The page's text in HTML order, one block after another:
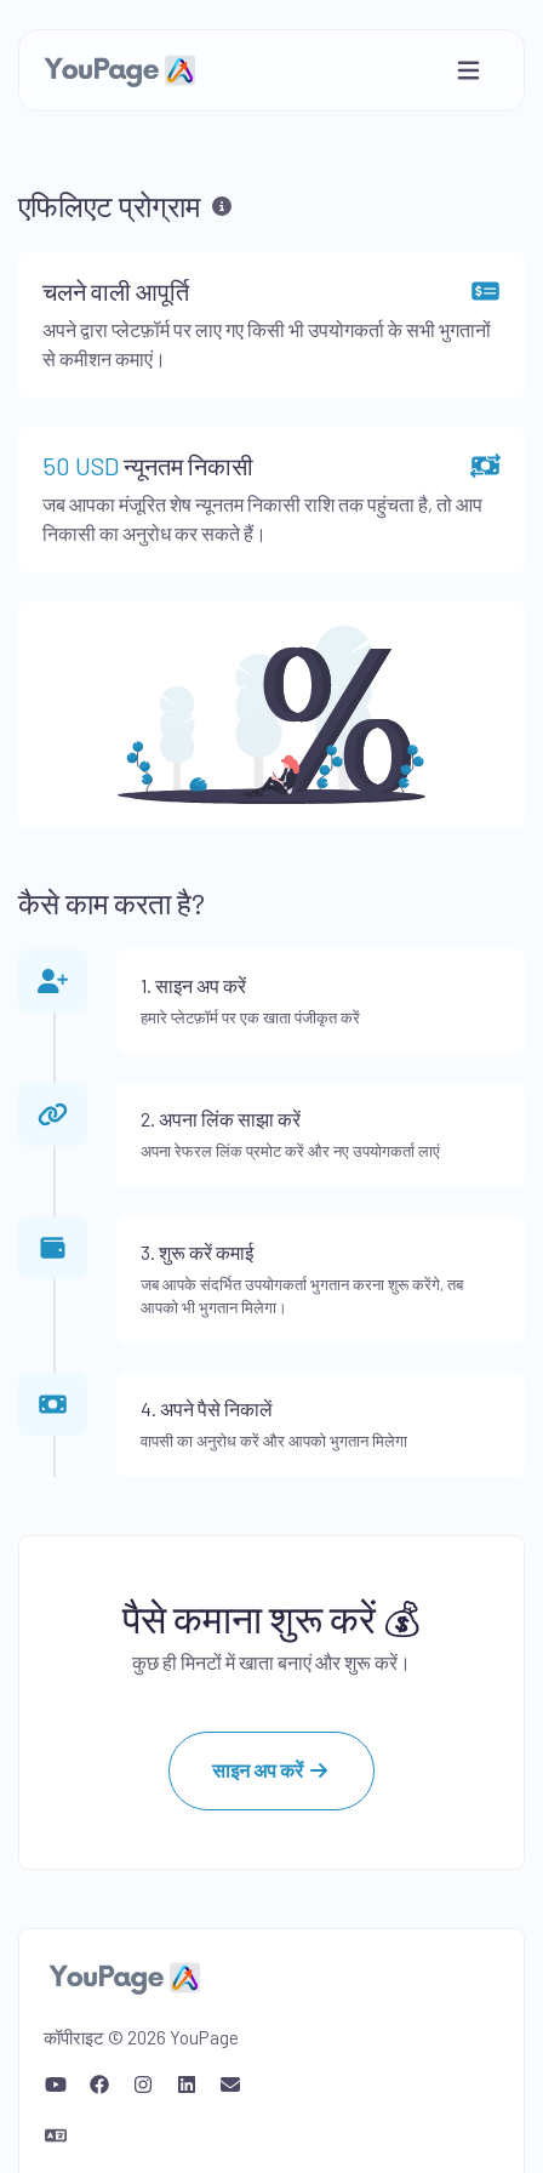
एफिलिएट प्रोग्राम
चलने वाली आपूर्ति
अपने द्वारा प्लेटफ़ॉर्म पर लाए गए किसी भी उपयोगकर्ता के सभी भुगतानों
से कमीशन कमाएं।
50 USDन्यूनतम निकासी
जब आपका मंजूरित शेष न्यूनतम निकासी राशि तक पहुंचता है, तो आप
निकासी का अनुरोध कर सकते हैं।
कैसे काम करता है?
1. साइन अप करें
हमारे प्लेटफ़ॉर्म पर एक खाता पंजीकृत करें
2. अपना लिंक साझा करें
अपना रेफरल लिंक प्रमोट करें और नए उपयोगकर्ता लाएं
3. शुरू करें कमाई
जब आपके संदर्भित उपयोगकर्ता भुगतान करना शुरू करेंगे, तब
आपको भी भुगतान मिलेगा।
4. अपने पैसे निकालें
वापसी का अनुरोध करें और आपको भुगतान मिलेगा
पैसे कमाना शुरू करें 💰
कुछ ही मिनटों में खाता बनाएं और शुरू करें।
साइन अप करें
कॉपीराइट © 2026 YouPage